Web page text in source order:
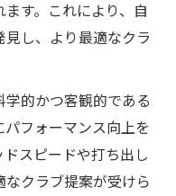
す。これにより、自
し、より最適なクラ
的かつ客観的である
フォーマンス向上を
スピードや打ち出し
クラブ提案が受けら